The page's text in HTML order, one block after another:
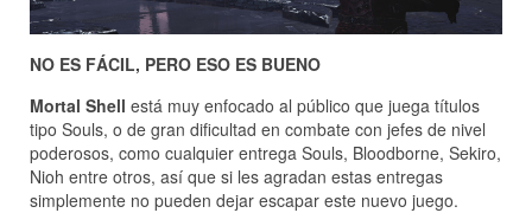
NO ES FÁCIL, PERO ESO ES BUENO
Mortal Shell está muy enfocado al público que juega títulos
tipo Souls, o de gran dificultad en combate con jefes de nivel
poderosos, como cualquier entrega Souls, Bloodborne, Sekiro,
Nioh entre otros, así que si les agradan estas entregas
simplemente no pueden dejar escapar este nuevo juego.